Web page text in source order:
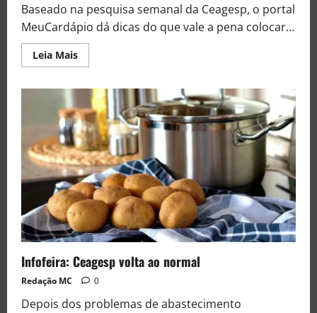
Baseado na pesquisa semanal da Ceagesp, o portal
MeuCardápio dá dicas do que vale a pena colocar...
Leia Mais
Infofeira: Ceagesp volta ao normal
Redação MC 0
Depois dos problemas de abastecimento